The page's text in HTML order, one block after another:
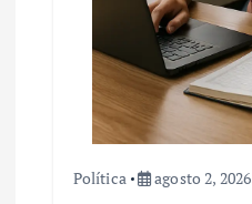
Política agosto 2, 2026